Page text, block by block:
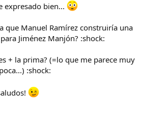
expresado bien...
que Manuel Ramírez construiría una
Jiménez Manjón? :shock:
+ la prima? (=lo que me parece muy
:shock: